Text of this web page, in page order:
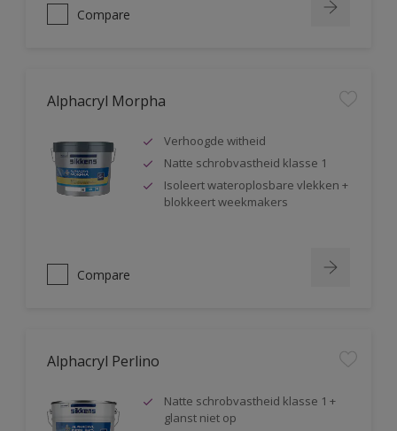
Compare
Alphacryl Morpha
Verhoogde witheid
Natte schrobvastheid klasse 1
Isoleert wateroplosbare vlekken +
blokkeert weekmakers
Compare
Alphacryl Perlino
Natte schrobvastheid klasse 1 +
glanst niet op